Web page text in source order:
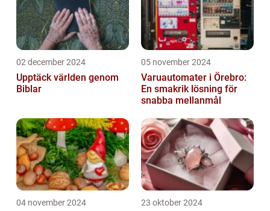
02 december 2024
Upptäck världen genom
Biblar
05 november 2024
Varuautomater i Örebro:
En smakrik lösning för
snabba mellanmål
04 november 2024 23 oktober 2024